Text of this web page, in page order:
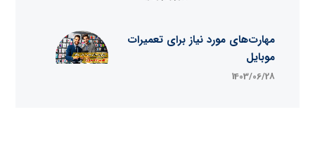
مهارت‌های مورد نیاز برای تعمیرات
موبایل
1403/06/28